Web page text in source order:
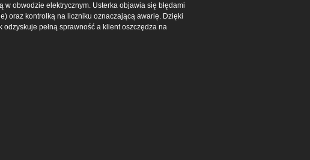
obwodzie elektrycznym. Usterka objawia się błędami
oraz kontrolką na liczniku oznaczającą awarię. Dzięki
pełną sprawność a klient oszczędza na